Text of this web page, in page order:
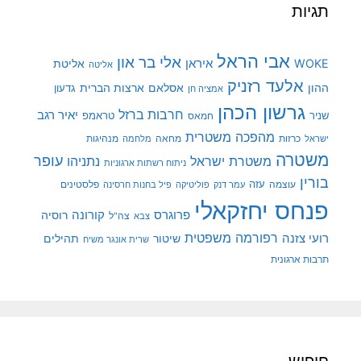
תגיות
WOKE אבי הראל איראן אלי בר און אליטה אליטת
ההון אלעד רזניק אמציה חן אסלאם ארצות הברית גדעון
שניר גרשון הכהן חמאס חרבות ברזל טראמפ יאיר רגב
ישראל כרזות מהפכה משטרית מחאה מלחמה מנהיגות
משטרה משטרת ישראל ניתוח רשתות ארגוניות נתניהו עופר
בורין עוצמה עזה עמר דנק פוליטיקה פיל בחנות חרסינה פלסטינים
פנחס יחזקאלי פרוגרס צבא צה"ל קורונה רוסיה
רועי צזנה רפורמה משפטית שיטור שרית אונגר משיח תהילים
תרבות ארגונית